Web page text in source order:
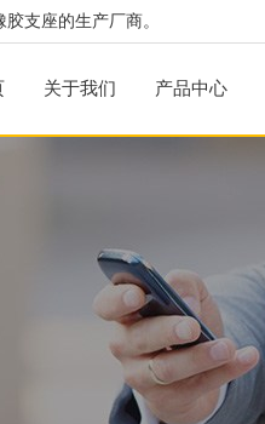
支座的生产厂商。
关于我们 产品中心